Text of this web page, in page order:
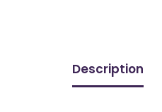
Description